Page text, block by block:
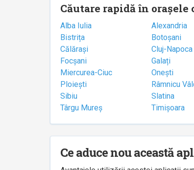
Căutare rapidă în
Alba Iulia Alexandria
Bistrița
Botoșani
Călărași
Cluj-Napoca
Focșani
Galați
Miercurea-Ciuc
Onești
Ploiești
Râmnicu
Sibiu
Slatina
Târgu Mureș
Timișoara
Ce aduce nou această